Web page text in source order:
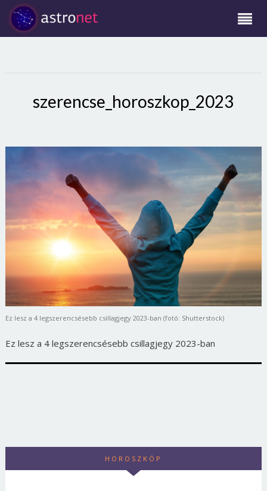
szerencse_horoszkop_2023
Ez lesz a 4 legszerencsésebb csillagjegy 2023-ban (fotó: Shutterstock)
Ez lesz a 4 legszerencsésebb csillagjegy 2023-ban
HOROSZKÓP